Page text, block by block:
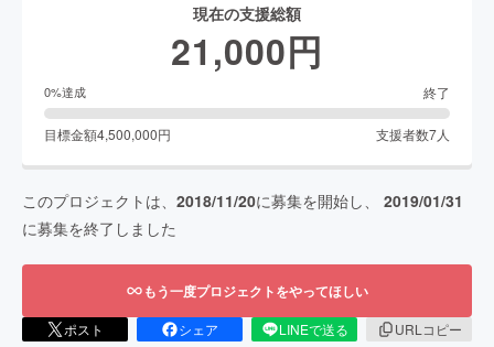
現在の支援総額
21,000円
0%達成 終了
目標金額4,500,000円 支援者数7人
このプロジェクトは、 2018/11/20に募集を開始し、 2019/01/31
に募集を終了しました
もう一度プロジェクトをやってほしい
ポスト シェア LINEで送る
URLコピー